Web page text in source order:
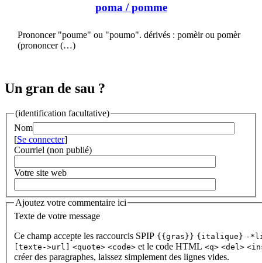
poma / pomme
Prononcer "poume" ou "poumo". dérivés : pomèir ou pomèr
(prononcer (…)
Un gran de sau ?
(identification facultative)
Nom
[Se connecter]
Courriel (non publié)
Votre site web
Ajoutez votre commentaire ici
Texte de votre message
Ce champ accepte les raccourcis SPIP {{gras}} {italique} -
[texte->url]
<quote> <code> et le code HTML <q> <del>
créer des paragraphes, laissez simplement des lignes vides.